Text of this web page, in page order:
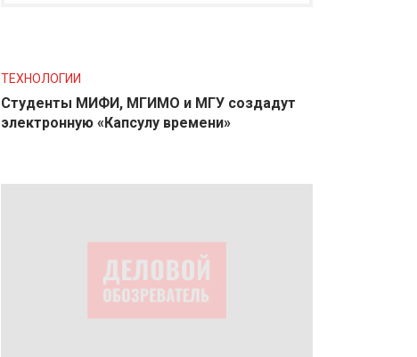
ТЕХНОЛОГИИ
Студенты МИФИ, МГИМО и МГУ создадут
электронную «Капсулу времени»